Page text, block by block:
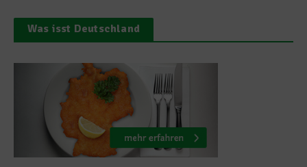
Was isst Deutschland